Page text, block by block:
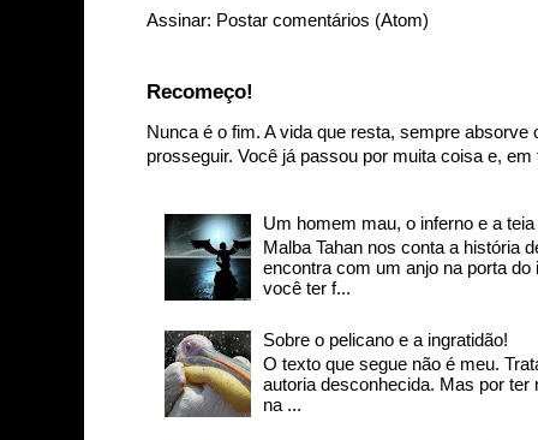
Assinar: Postar comentários (Atom)
Recomeço!
Nunca é o fim. A vida que resta, sempre
prosseguir. Você já passou por muita coisa e,
Um homem mau, o inferno e a
Malba Tahan nos conta a história
encontra com um anjo na porta do
você ter f...
Sobre o pelicano e a ingratidão!
O texto que segue não é meu.
autoria desconhecida. Mas por
na ...